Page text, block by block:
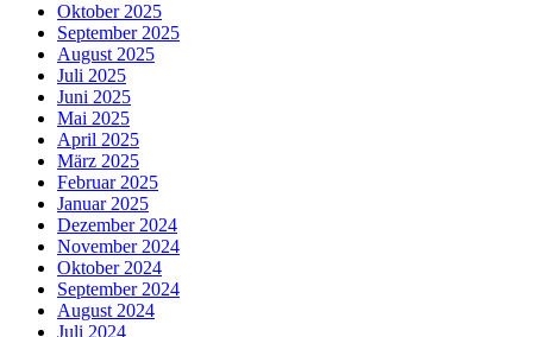
Oktober 2025
September 2025
August 2025
Juli 2025
Juni 2025
Mai 2025
April 2025
März 2025
Februar 2025
Januar 2025
Dezember 2024
November 2024
Oktober 2024
September 2024
August 2024
Juli 2024